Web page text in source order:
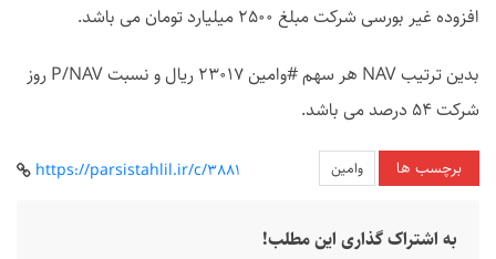
افزوده غیر بورسی شرکت مبلغ 2500 میلیارد تومان می باشد.
بدین ترتیب NAV هر سهم #وامین 23017 ریال و نسبت P/NAV روز
شرکت 54 درصد می باشد.
برچسب ها وامین https://parsistahlil.ir/c/3881
به اشتراک گذاری این مطلب!